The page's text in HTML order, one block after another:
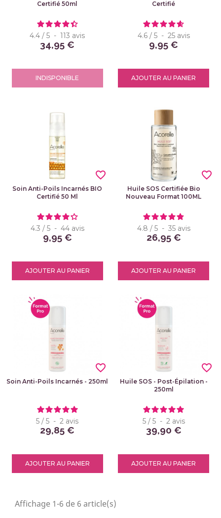
Certifié 50ml
4.4 / 5 - 113 avis
34,95 €
INDISPONIBLE
Certifié
4.6 / 5 - 25 avis
9,95 €
AJOUTER AU PANIER
Soin Anti-Poils Incarnés BIO
Certifié 50 Ml
4.3 / 5 - 44 avis
9,95 €
AJOUTER AU PANIER
favorite_border
Huile SOS Certifiée Bio
Nouveau Format 100ML
4.8 / 5 - 35 avis
26,95 €
AJOUTER AU PANIER
favorite_border
Soin Anti-Poils Incarnés - 250ml
5 / 5 - 2 avis
29,85 €
AJOUTER AU PANIER
favorite_border
Huile SOS - Post-Épilation -
250ml
5 / 5 - 2 avis
39,90 €
AJOUTER AU PANIER
favorite_border
Affichage 1-6 de 6 article(s)